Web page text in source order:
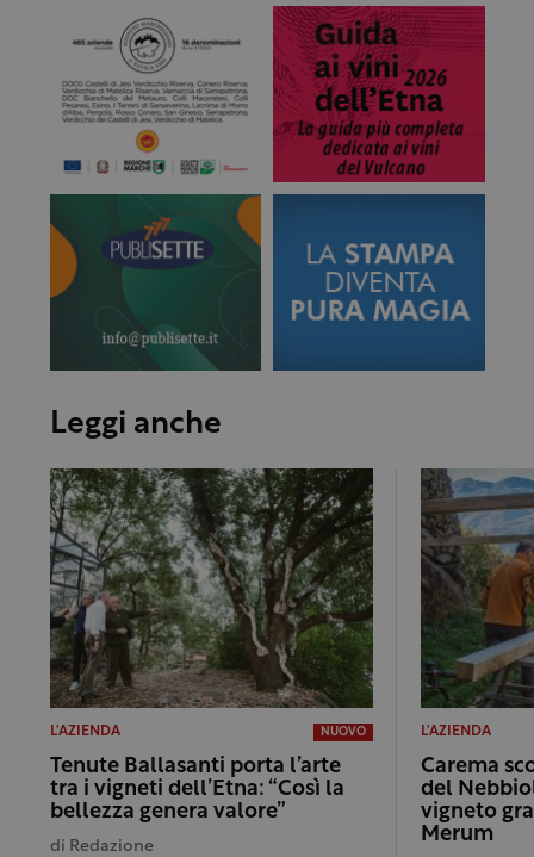
Leggi anche
L'AZIENDA NUOVO
Tenute Ballasanti porta l’arte
tra i vigneti dell’Etna: “Così la
bellezza genera valore”
di Redazione
L'AZIENDA
Carema
del
vigneto
Merum